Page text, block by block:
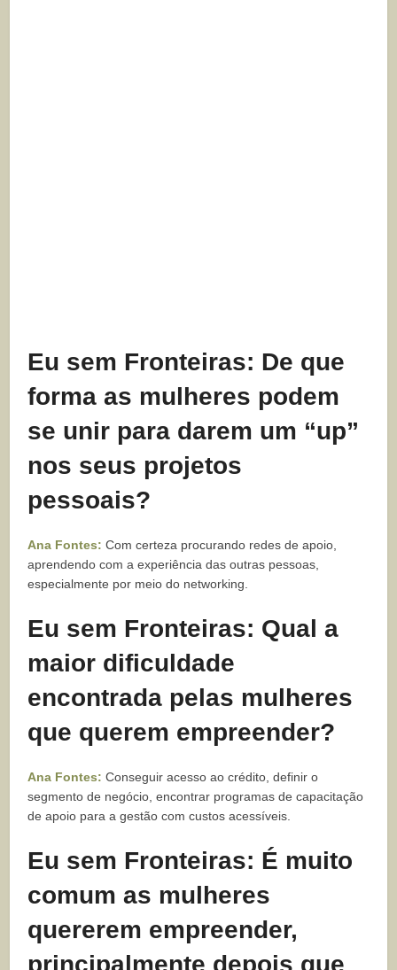
Eu sem Fronteiras: De que
forma as mulheres podem
se unir para darem um “up”
nos seus projetos
pessoais?
Ana Fontes: Com certeza procurando redes de apoio,
aprendendo com a experiência das outras pessoas,
especialmente por meio do networking.
Eu sem Fronteiras: Qual a
maior dificuldade
encontrada pelas mulheres
que querem empreender?
Ana Fontes: Conseguir acesso ao crédito, definir o
segmento de negócio, encontrar programas de capacitação
de apoio para a gestão com custos acessíveis.
Eu sem Fronteiras: É muito
comum as mulheres
quererem empreender,
principalmente depois que